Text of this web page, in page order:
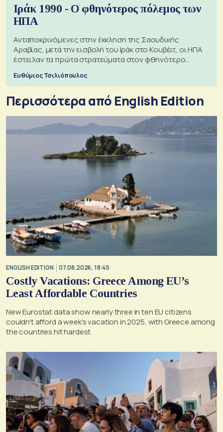
Ιράκ 1990 - Ο φθηνότερος πόλεμος των
ΗΠΑ
Ανταποκρινόμενες στην έκκληση της Σαουδικής
Αραβίας, μετά την εισβολή του Ιράκ στο Κουβέιτ, οι ΗΠΑ
έστειλαν τα πρώτα στρατεύματα στον φθηνότερο
Ευθύμιος Τσιλιόπουλος
Περισσότερα από English Edition
ENGLISH EDITION 07.08.2026, 18:45
Costly Vacations: Greece Among EU’s
Least Affordable Countries
New Eurostat data show nearly three in ten EU citizens
couldn't afford a week's vacation in 2025, with Greece among
the countries hit hardest